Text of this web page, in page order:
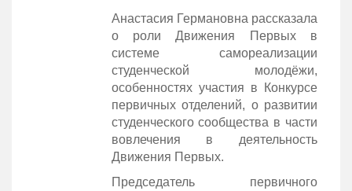
Анастасия Германовна рассказала
о роли Движения Первых в
системе самореализации
студенческой молодёжи,
особенностях участия в Конкурсе
первичных отделений, о развитии
студенческого сообщества в части
вовлечения в деятельность
Движения Первых.
Председатель первичного